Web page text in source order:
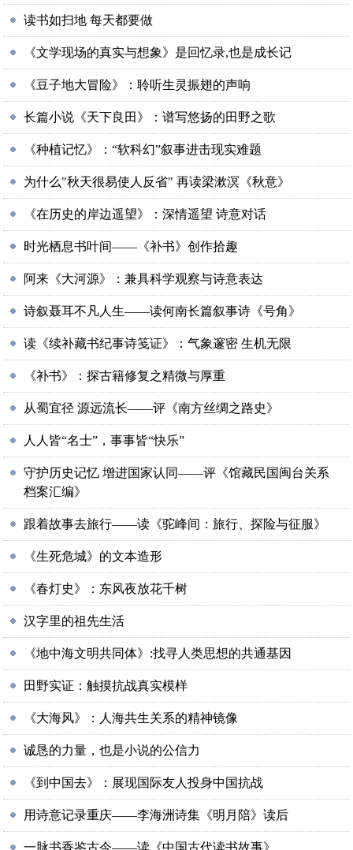
读书如扫地 每天都要做
《文学现场的真实与想象》是回忆录,也是成长记
《豆子地大冒险》：聆听生灵振翅的声响
长篇小说《天下良田》：谱写悠扬的田野之歌
《种植记忆》：“软科幻”叙事进击现实难题
为什么"秋天很易使人反省" 再读梁漱溟《秋意》
《在历史的岸边遥望》：深情遥望 诗意对话
时光栖息书叶间——《补书》创作拾趣
阿来《大河源》：兼具科学观察与诗意表达
诗叙聂耳不凡人生——读何南长篇叙事诗《号角》
读《续补藏书纪事诗笺证》：气象邃密 生机无限
《补书》：探古籍修复之精微与厚重
从蜀宜径 源远流长——评《南方丝绸之路史》
人人皆“名士”，事事皆“快乐”
守护历史记忆 增进国家认同——评《馆藏民国闽台关系
档案汇编》
跟着故事去旅行——读《驼峰间：旅行、探险与征服》
《生死危城》的文本造形
《春灯史》：东风夜放花千树
汉字里的祖先生活
《地中海文明共同体》:找寻人类思想的共通基因
田野实证：触摸抗战真实模样
《大海风》：人海共生关系的精神镜像
诚恳的力量，也是小说的公信力
《到中国去》：展现国际友人投身中国抗战
用诗意记录重庆——李海洲诗集《明月陪》读后
一脉书香鉴古今——读《中国古代读书故事》